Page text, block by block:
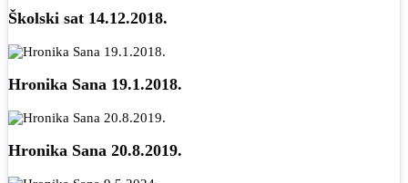
Školski sat 14.12.2018.
Hronika Sana 19.1.2018.
Hronika Sana 20.8.2019.